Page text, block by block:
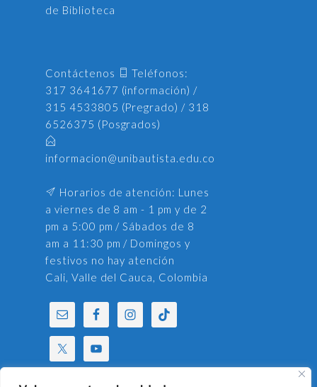
de Biblioteca
Contáctenos
Teléfonos:
317 3641677 (información) /
315 4533805 (Pregrado) / 318
6526375 (Posgrados)
informacion@unibautista.edu.co
Horarios de atención: Lunes
a viernes de 8 am - 1 pm y de 2
pm a 5:00 pm / Sábados de 8
am a 11:30 pm / Domingos y
festivos no hay atención
Cali, Valle del Cauca, Colombia